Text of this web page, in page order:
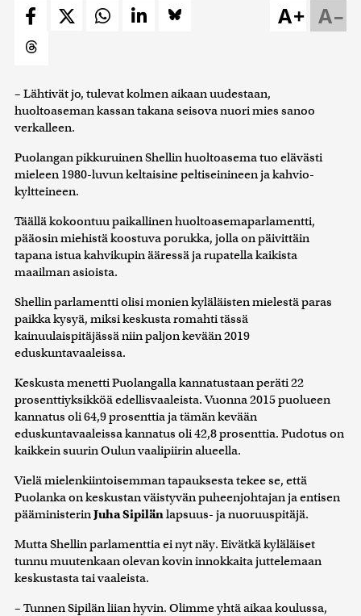
A–
A+
– Lähtivät jo, tulevat kolmen aikaan uudestaan,
huoltoaseman kassan takana seisova nuori mies sanoo
verkalleen.
Puolangan pikkuruinen Shellin huoltoasema tuo elävästi
mieleen 1980-luvun keltaisine peltiseinineen ja kahvio-
kyltteineen.
Täällä kokoontuu paikallinen huoltoasemaparlamentti,
pääosin miehistä koostuva porukka, jolla on päivittäin
tapana istua kahvikupin ääressä ja rupatella kaikista
maailman asioista.
Shellin parlamentti olisi monien kyläläisten mielestä paras
paikka kysyä, miksi keskusta romahti tässä
kainuulaispitäjässä niin paljon kevään 2019
eduskuntavaaleissa.
Keskusta menetti Puolangalla kannatustaan peräti 22
prosenttiyksikköä edellisvaaleista. Vuonna 2015 puolueen
kannatus oli 64,9 prosenttia ja tämän kevään
eduskuntavaaleissa kannatus oli 42,8 prosenttia. Pudotus on
kaikkein suurin Oulun vaalipiirin alueella.
Vielä mielenkiintoisemman tapauksesta tekee se, että
Puolanka on keskustan väistyvän puheenjohtajan ja entisen
pääministerinJuha Sipilänlapsuus- ja nuoruuspitäjä.
Mutta Shellin parlamenttia ei nyt näy. Eivätkä kyläläiset
tunnu muutenkaan olevan kovin innokkaita juttelemaan
keskustasta tai vaaleista.
– Tunnen Sipilän liian hyvin. Olimme yhtä aikaa koulussa,